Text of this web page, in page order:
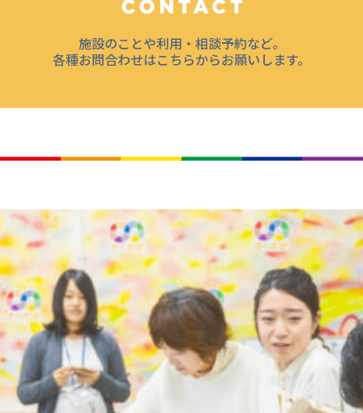
施設のことや利用・相談予約など。
各種お問合わせはこちらからお願いします。